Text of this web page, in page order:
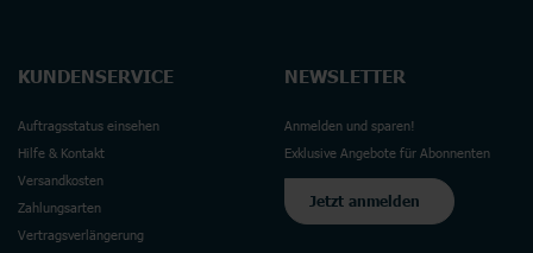
KUNDENSERVICE
Auftragsstatus einsehen
Hilfe & Kontakt
Versandkosten
Zahlungsarten
Vertragsverlängerung
NEWSLETTER
Anmelden und sparen!
Exklusive Angebote für Abonnenten
Jetzt anmelden